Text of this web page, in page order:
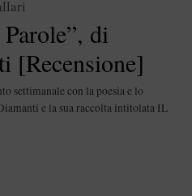
di
[Recensione]
settimanale con la poesia e lo
e la sua raccolta intitolata IL